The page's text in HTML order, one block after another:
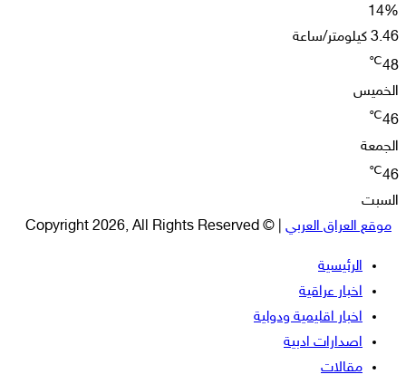
14%
3.46 كيلومتر/ساعة
48
℃
الخميس
46
℃
الجمعة
46
℃
السبت
موقع العراق العربي | © Copyright 2026, All Rights Reserved
الرئيسية
اخبار عراقية
اخبار اقليمية ودولية
اصدارات ادبية
مقالات